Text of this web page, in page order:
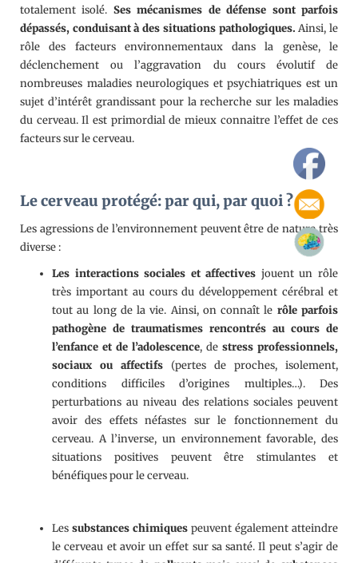
totalement isolé. Ses mécanismes de défense sont parfois
dépassés, conduisant à des situations pathologiques. Ainsi, le
rôle des facteurs environnementaux dans la genèse, le
déclenchement ou l’aggravation du cours évolutif de
nombreuses maladies neurologiques et psychiatriques est un
sujet d’intérêt grandissant pour la recherche sur les maladies
du cerveau. Il est primordial de mieux connaitre l’effet de ces
facteurs sur le cerveau.
Le cerveau protégé: par qui, par quoi ?
Les agressions de l’environnement peuvent être de nature très
diverse :
Les interactions sociales et affectives jouent un rôle
très important au cours du développement cérébral et
tout au long de la vie. Ainsi, on connaît le rôle parfois
pathogène de traumatismes rencontrés au cours de
l’enfance et de l’adolescence, de stress professionnels,
sociaux ou affectifs (pertes de proches, isolement,
conditions difficiles d’origines multiples…). Des
perturbations au niveau des relations sociales peuvent
avoir des effets néfastes sur le fonctionnement du
cerveau. A l’inverse, un environnement favorable, des
situations positives peuvent être stimulantes et
bénéfiques pour le cerveau.
Les substances chimiques peuvent également atteindre
le cerveau et avoir un effet sur sa santé. Il peut s’agir de